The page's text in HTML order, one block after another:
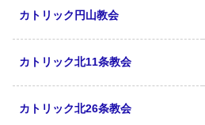
カトリック円山教会
カトリック北11条教会
カトリック北26条教会